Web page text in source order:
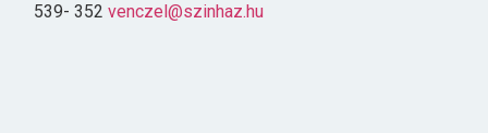
539- 352venczel@szinhaz.hu